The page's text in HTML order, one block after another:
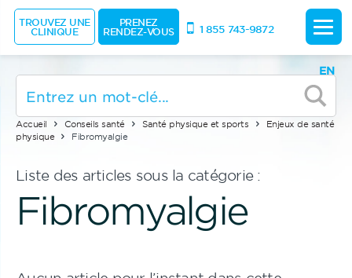
EN
Accueil Conseils santé Santé physique et sports
Enjeux de santé
physique
Fibromyalgie
Liste des articles sous la catégorie :
Fibromyalgie
TROUVEZ UNE
CLINIQUE
PRENEZ
RENDEZ-VOUS 1 855 743-9872